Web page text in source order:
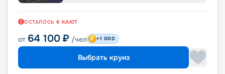
ОСТАЛОСЬ 6 КАЮТ
от 64 100 ₽ /чел +1 000
Выбрать круиз